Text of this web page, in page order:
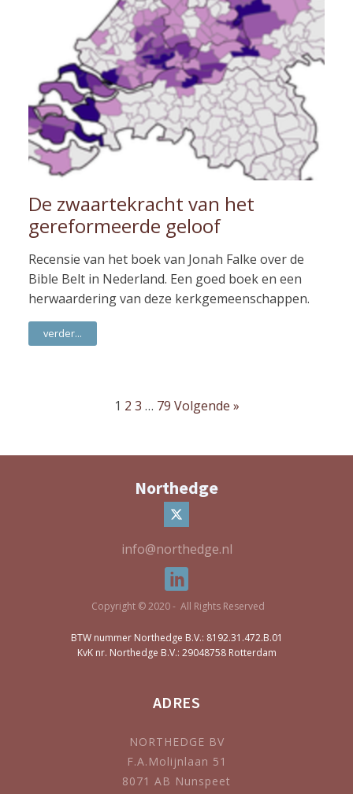
De zwaartekracht van het
gereformeerde geloof
Recensie van het boek van Jonah Falke over de
Bible Belt in Nederland. Een goed boek en een
herwaardering van deze kerkgemeenschappen.
verder...
1 2 3 … 79 Volgende »
Northedge
info@northedge.nl
Copyright © 2020 - All Rights Reserved
BTW nummer Northedge B.V.: 8192.31.472.B.01
KvK nr. Northedge B.V.: 29048758 Rotterdam
ADRES
NORTHEDGE BV
F.A.Molijnlaan 51
8071 AB Nunspeet